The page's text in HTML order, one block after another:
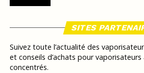
SITES
Suivez toute l’actualité des
et conseils d’achats pour
concentrés.